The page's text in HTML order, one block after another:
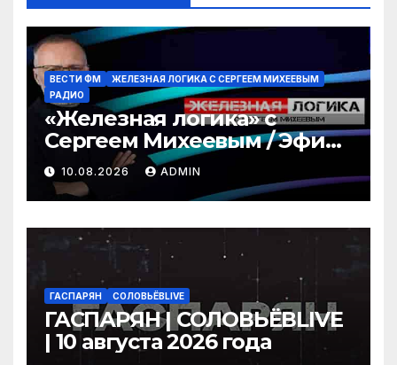
ВЕСТИ ФМ
ЖЕЛЕЗНАЯ ЛОГИКА С СЕРГЕЕМ МИХЕЕВЫМ
РАДИО
«Железная логика» с
Сергеем Михеевым / Эфир
10.08.2026
10.08.2026 ADMIN
ГАСПАРЯН СОЛОВЬЁВLIVE
ГАСПАРЯН | СОЛОВЬЁВLIVE
| 10 августа 2026 года